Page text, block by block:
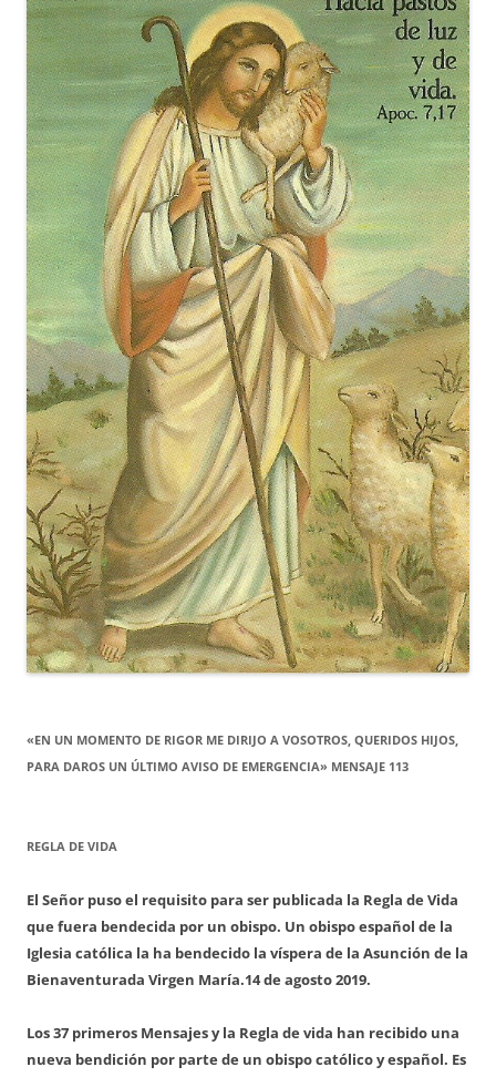
«EN UN MOMENTO DE RIGOR ME DIRIJO A VOSOTROS, QUERIDOS HIJOS,
PARA DAROS UN ÚLTIMO AVISO DE EMERGENCIA» MENSAJE 113
REGLA DE VIDA
El Señor puso el requisito para ser publicada la Regla de Vida
que fuera bendecida por un obispo. Un obispo español de la
Iglesia católica la ha bendecido la víspera de la Asunción de la
Bienaventurada Virgen María.14 de agosto 2019.
Los 37 primeros Mensajes y la Regla de vida han recibido una
nueva bendición por parte de un obispo católico y español. Es